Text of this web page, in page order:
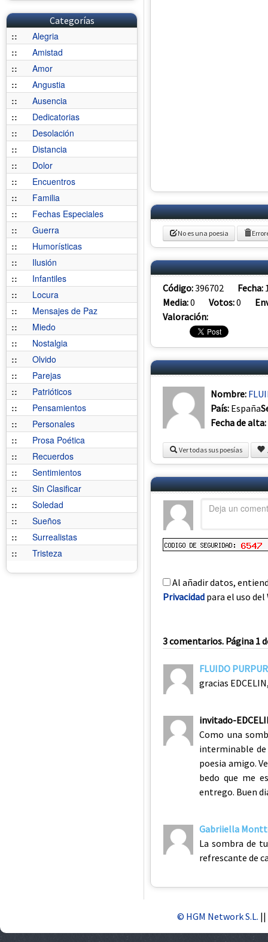
Categorías
::
Alegria
::
Amistad
::
Amor
::
Angustia
::
Ausencia
::
Dedicatorias
::
Desolación
::
Distancia
::
Dolor
::
Encuentros
::
Familia
::
Fechas Especiales
::
Guerra
::
Humorísticas
::
Ilusión
::
Infantiles
::
Locura
::
Mensajes de Paz
::
Miedo
::
Nostalgia
::
Olvido
::
Parejas
::
Patrióticos
::
Pensamientos
::
Personales
::
Prosa Poética
::
Recuerdos
::
Sentimientos
::
Sin Clasificar
::
Soledad
::
Sueños
::
Surrealistas
::
Tristeza
No es una poesia
Código:396702 Fecha:
Media:0 Votos:0
Valoración:
Nombre:
País: España
Fecha de alta:
Ver todas sus poesías
Al añadir datos,
Privacidad para el uso del
3 comentarios. Página 1
FLUIDO
gracias
invitado-
Como una
interminable
poesia amigo.
bedo que me
entrego. Buen
Gabriiella
La sombra de
refrescante de
© HGM Network S.L. ||